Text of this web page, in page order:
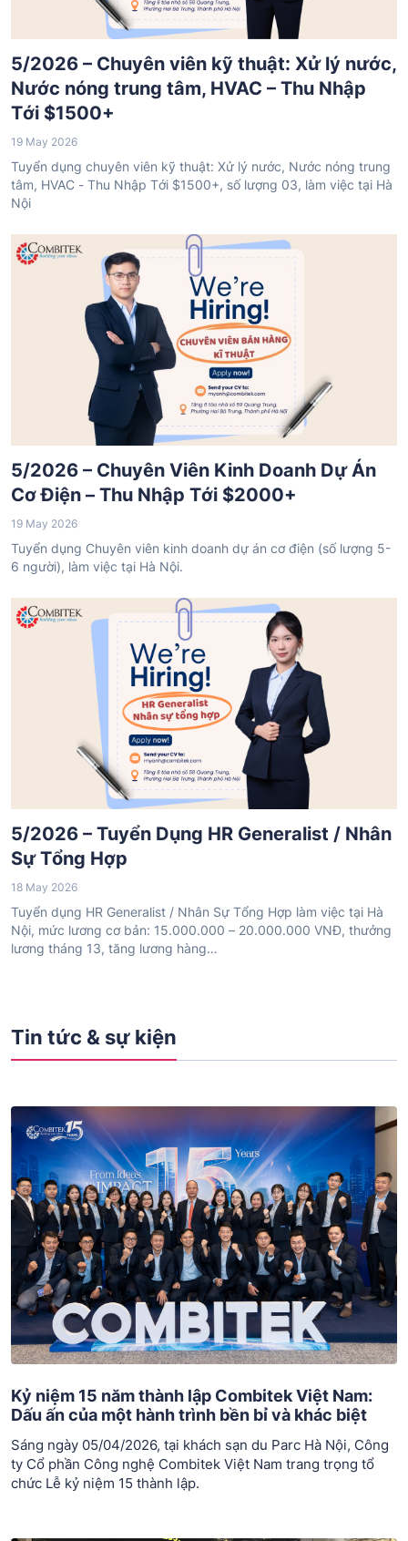
5/2026 – Chuyên viên kỹ thuật: Xử lý nước,
Nước nóng trung tâm, HVAC – Thu Nhập
Tới $1500+
19 May 2026
Tuyển dụng chuyên viên kỹ thuật: Xử lý nước, Nước nóng trung
tâm, HVAC - Thu Nhập Tới $1500+, số lượng 03, làm việc tại Hà
Nội
5/2026 – Chuyên Viên Kinh Doanh Dự Án
Cơ Điện – Thu Nhập Tới $2000+
19 May 2026
Tuyển dụng Chuyên viên kinh doanh dự án cơ điện (số lượng 5-
6 người), làm việc tại Hà Nội.
5/2026 – Tuyển Dụng HR Generalist / Nhân
Sự Tổng Hợp
18 May 2026
Tuyển dụng HR Generalist / Nhân Sự Tổng Hợp làm việc tại Hà
Nội, mức lương cơ bản: 15.000.000 – 20.000.000 VNĐ, thưởng
lương tháng 13, tăng lương hàng…
Tin tức & sự kiện
Kỷ niệm 15 năm thành lập Combitek Việt Nam:
Dấu ấn của một hành trình bền bỉ và khác biệt
Sáng ngày 05/04/2026, tại khách sạn du Parc Hà Nội, Công
ty Cổ phần Công nghệ Combitek Việt Nam trang trọng tổ
chức Lễ kỷ niệm 15 thành lập.